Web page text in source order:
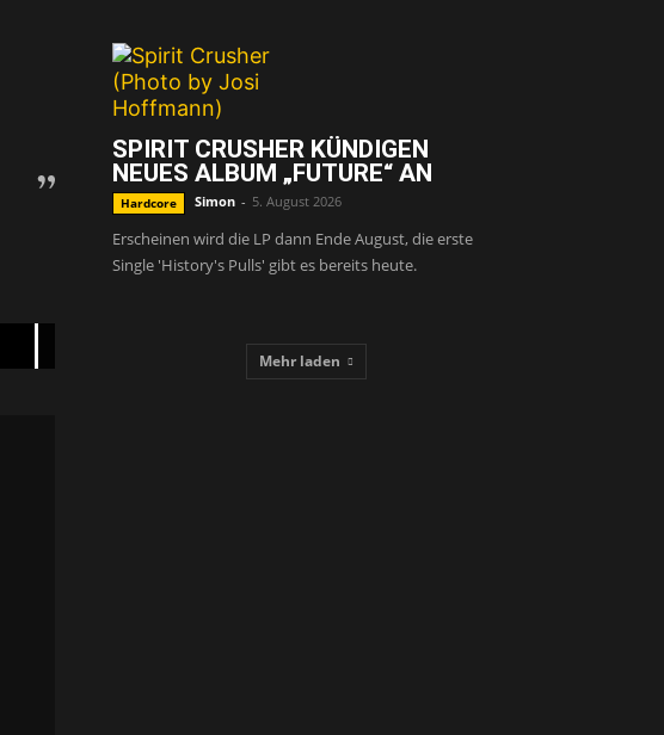
SPIRIT CRUSHER KÜNDIGEN
NEUES ALBUM „FUTURE“ AN
Hardcore Simon - 5. August 2026
Erscheinen wird die LP dann Ende August, die erste
Single 'History's Pulls' gibt es bereits heute.
Mehr laden